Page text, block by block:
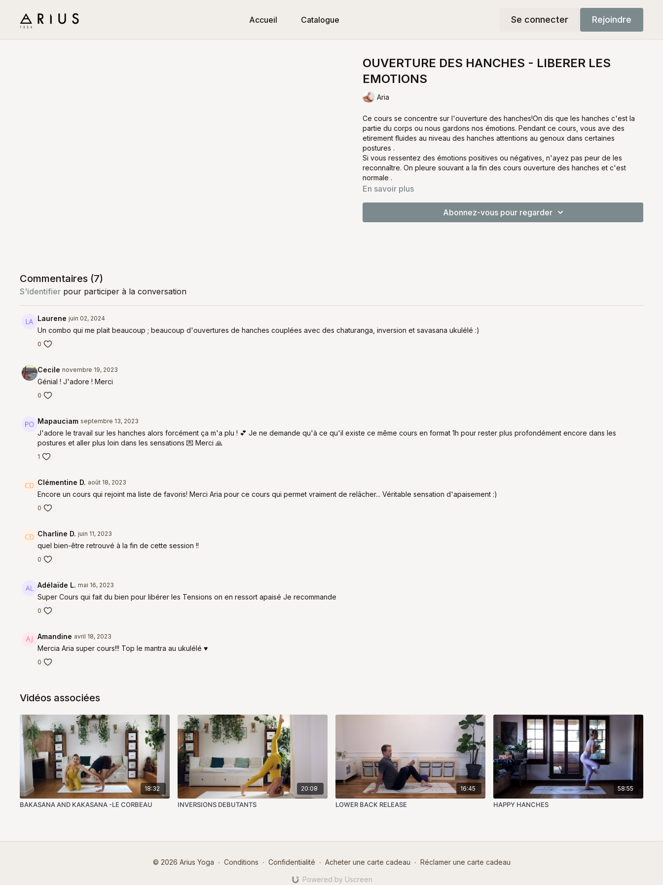
Accueil Catalogue Se connecter Rejoindre
OUVERTURE DES HANCHES - LIBERER LES
EMOTIONS
Aria
Ce cours se concentre sur l'ouverture des hanches!On dis que les hanches c'est la
partie du corps ou nous gardons nos émotions. Pendant ce cours, vous ave des
etirement fluides au niveau des hanches attentions au genoux dans certaines
postures .
Si vous ressentez des émotions positives ou négatives, n'ayez pas peur de les
reconnaître. On pleure souvant a la fin des cours ouverture des hanches et c'est
normale .
En savoir plus
Abonnez-vous pour regarder
Commentaires (7)
S'identifier pour participer à la conversation
Laurene juin 02, 2024
Un combo qui me plait beaucoup ; beaucoup d'ouvertures de hanches couplées avec des chaturanga, inversion et savasana ukulélé :)
0
Cecile novembre 19, 2023
Génial ! J'adore ! Merci
0
Mapauciam septembre 13, 2023
J'adore le travail sur les hanches alors forcément ça m'a plu ! 💕 Je ne demande qu'à ce qu'il existe ce même cours en format 1h pour rester plus profondément encore dans les
postures et aller plus loin dans les sensations 💌 Merci 🙏
1
Clémentine D. août 18, 2023
Encore un cours qui rejoint ma liste de favoris! Merci Aria pour ce cours qui permet vraiment de relâcher... Véritable sensation d'apaisement :)
0
Charline D. juin 11, 2023
quel bien-être retrouvé à la fin de cette session !!
0
Adélaïde L. mai 16, 2023
Super Cours qui fait du bien pour libérer les Tensions on en ressort apaisé Je recommande
0
Amandine avril 18, 2023
Mercia Aria super cours!!! Top le mantra au ukulélé ♥️
0
Vidéos associées
18:32
BAKASANA AND KAKASANA -LE CORBEAU
20:08
INVERSIONS DEBUTANTS
16:45
LOWER BACK RELEASE
58:55
HAPPY HANCHES
© 2026 Arius Yoga ∙ Conditions ∙ Confidentialité ∙ Acheter une carte cadeau ∙ Réclamer une carte cadeau
Powered by Uscreen